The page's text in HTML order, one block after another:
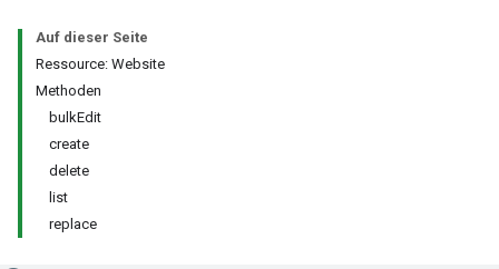
Auf dieser Seite
Ressource: Website
Methoden
bulkEdit
create
delete
list
replace